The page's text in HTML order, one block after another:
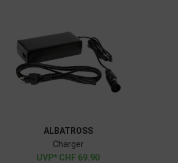
ALBATROSS
Charger
CHF 69.90